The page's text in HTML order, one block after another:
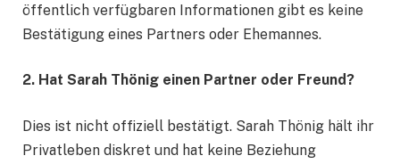
öffentlich verfügbaren Informationen gibt es keine
Bestätigung eines Partners oder Ehemannes.
2. Hat Sarah Thönig einen Partner oder Freund?
Dies ist nicht offiziell bestätigt. Sarah Thönig hält ihr
Privatleben diskret und hat keine Beziehung